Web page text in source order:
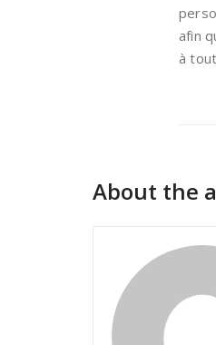
afin
à
About the